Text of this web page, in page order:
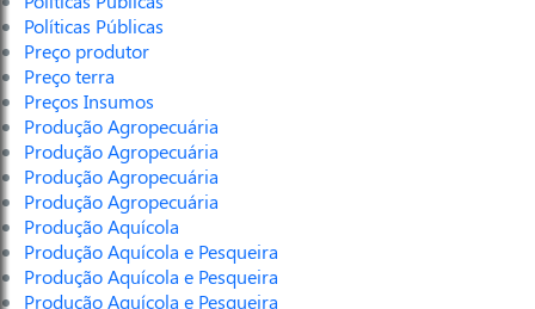
Políticas Públicas
Preço produtor
Preço terra
Preços Insumos
Produção Agropecuária
Produção Agropecuária
Produção Agropecuária
Produção Agropecuária
Produção Aquícola
Produção Aquícola e Pesqueira
Produção Aquícola e Pesqueira
Produção Aquícola e Pesqueira